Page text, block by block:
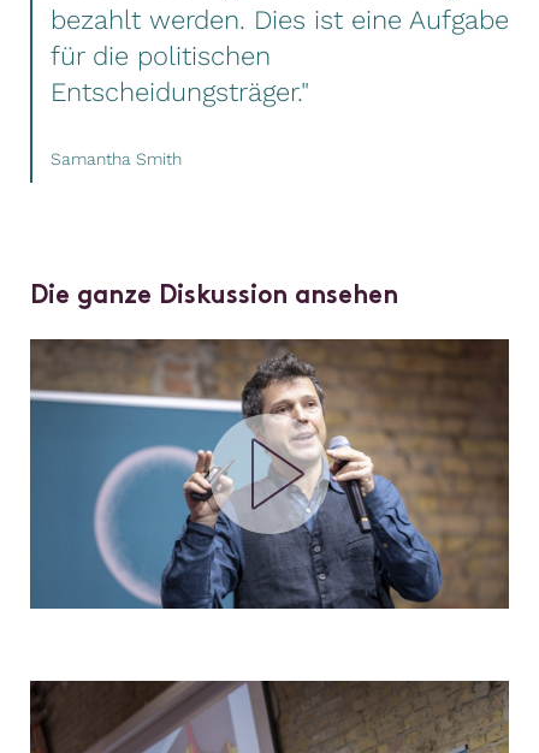
bezahlt werden. Dies ist eine Aufgabe
für die politischen
Entscheidungsträger."
Samantha Smith
Die ganze Diskussion ansehen